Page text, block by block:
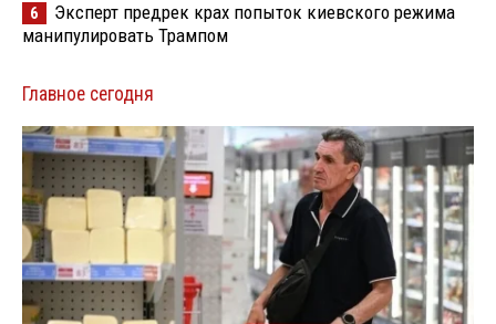
6
Эксперт предрек крах попыток киевского режима
манипулировать Трампом
Главное сегодня